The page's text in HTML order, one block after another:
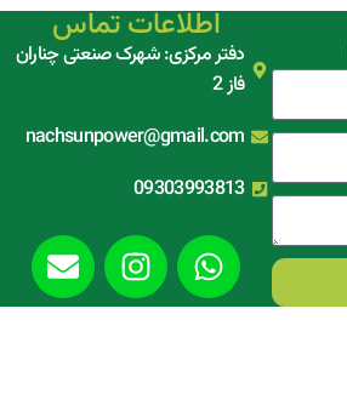
اطلاعات تماس
دفتر مرکزی: شهرک صنعتی چناران
فاز 2
nachsunpower@gmail.com
09303993813